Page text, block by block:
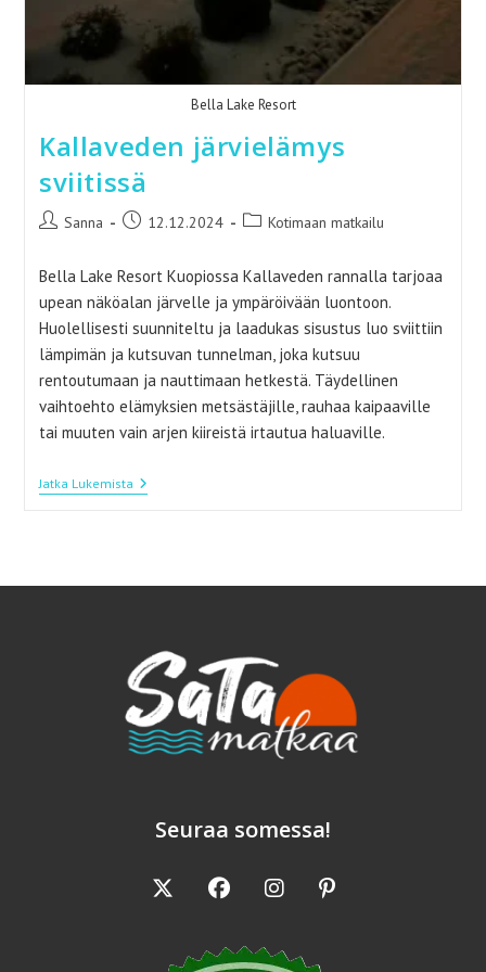
Bella Lake Resort
Kallaveden järvielämys
sviitissä
Artikkelin
Sanna
Artikkeli12.12.2024
Artikkelin
Kotimaan matkailu
Bella Lake Resort Kuopiossa Kallaveden rannalla tarjoaa
upean näköalan järvelle ja ympäröivään luontoon.
Huolellisesti suunniteltu ja laadukas sisustus luo sviittiin
lämpimän ja kutsuvan tunnelman, joka kutsuu
rentoutumaan ja nauttimaan hetkestä. Täydellinen
vaihtoehto elämyksien metsästäjille, rauhaa kaipaaville
tai muuten vain arjen kiireistä irtautua haluaville.
Jatka LukemistaKallaveden
Järvielämys
Seuraa somessa!